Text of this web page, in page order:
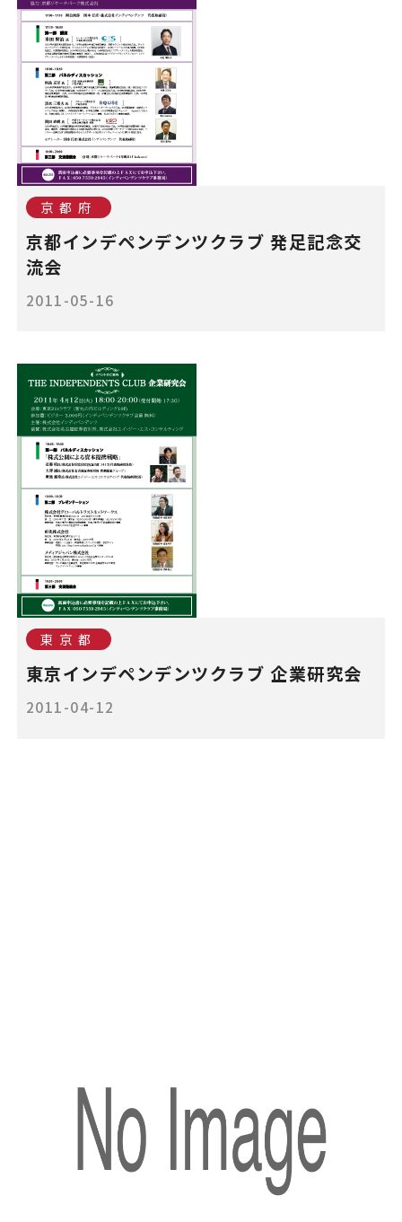
京都府
京都インデペンデンツクラブ 発足記念交
流会
2011-05-16
東京都
東京インデペンデンツクラブ 企業研究会
2011-04-12